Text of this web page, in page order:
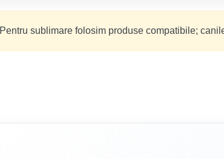
Pentru sublimare folosim produse compatibile;